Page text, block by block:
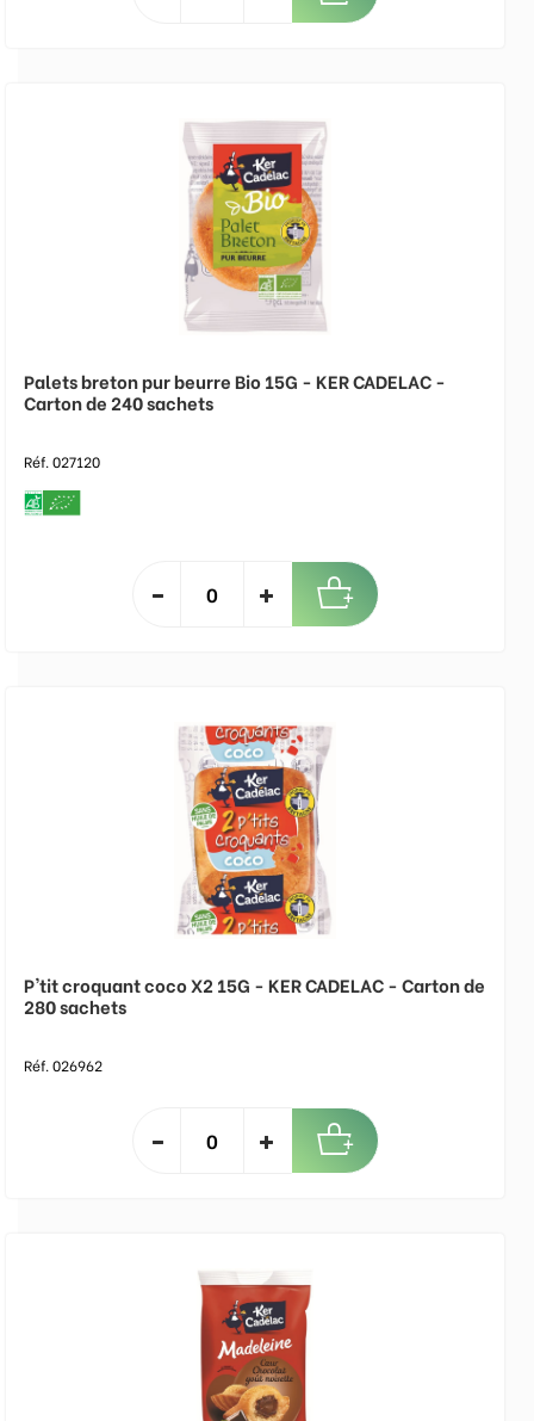
Palets breton pur beurre Bio 15G - KER CADELAC -
Carton de 240 sachets
Réf. 027120
P'tit croquant coco X2 15G - KER CADELAC - Carton de
280 sachets
Réf. 026962